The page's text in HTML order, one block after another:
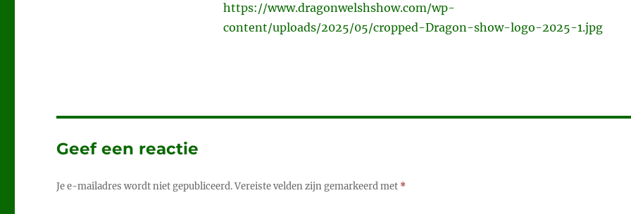
https://www.dragonwelshshow.com/wp-
content/uploads/2025/05/cropped-Dragon-show-logo-2025-1.jpg
Geef een reactie
Je e-mailadres wordt niet gepubliceerd.Vereiste velden zijn gemarkeerd met *